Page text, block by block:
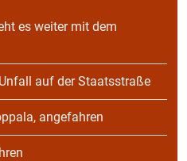
es weiter mit dem
auf der Staatsstraße
angefahren